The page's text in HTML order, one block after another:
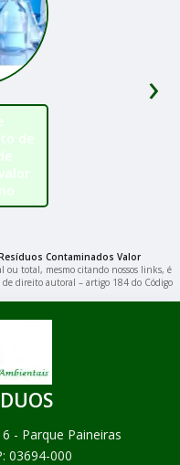
de
›
Contaminados Valor
ou total, mesmo citando nossos links, é
direito autoral – artigo 184 do Código
- Parque Paineiras
03694-000